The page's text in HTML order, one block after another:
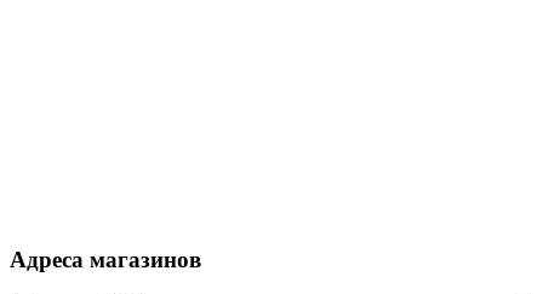
Адреса магазинов